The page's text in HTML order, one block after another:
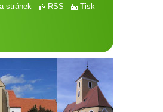
stránek RSS Tisk